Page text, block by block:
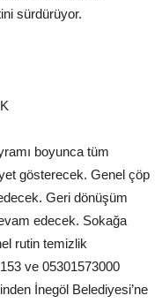
sürdürüyor.
boyunca tüm
gösterecek. Genel çöp
Geri dönüşüm
edecek. Sokağa
rutin temizlik
ve 05301573000
İnegöl Belediyesi’ne